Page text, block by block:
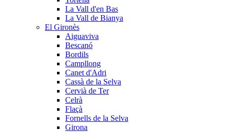
La Vall d'en Bas
La Vall de Bianya
El Gironès
Aiguaviva
Bescanó
Bordils
Campllong
Canet d'Adri
Cassà de la Selva
Cervià de Ter
Celrà
Flaçà
Fornells de la Selva
Girona